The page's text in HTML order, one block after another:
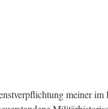
meiner im